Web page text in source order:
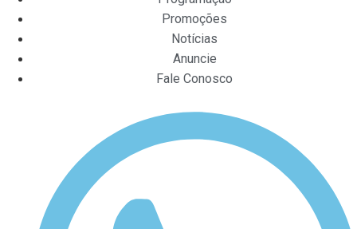
Promoções
Notícias
Anuncie
Fale Conosco